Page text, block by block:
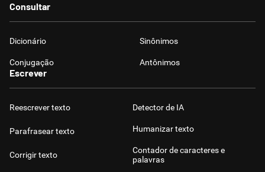
Consultar
Dicionário Sinônimos
Conjugação Antônimos
Escrever
Reescrever texto
Parafrasear texto
Corrigir texto
Detector de IA
Humanizar texto
Contador de caracteres e
palavras